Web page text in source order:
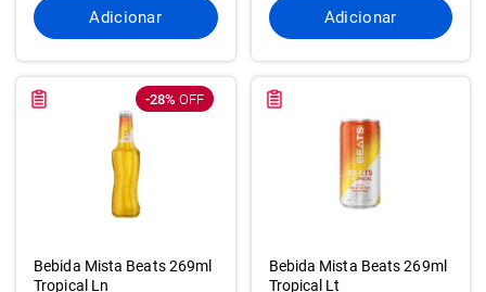
Adicionar Adicionar
-28% OFF
Bebida Mista Beats 269ml
Tropical Ln
Bebida Mista Beats 269ml
Tropical Lt